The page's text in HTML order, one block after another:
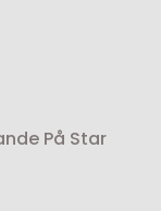
På Star